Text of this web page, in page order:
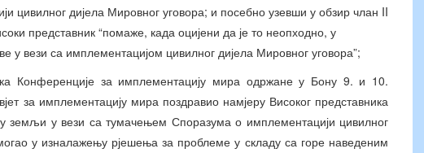
цивилног дијела Мировног уговора; и посебно узевши у обзир члан II
представник “помаже, када оцијени да је то неопходно, у
у вези са имплементацијом цивилног дијела Мировног уговора”;
Конференције за имплементацију мира одржане у Бону 9. и 10.
за имплементацију мира поздравио намјеру Високог представника
у земљи у вези са тумачењем Споразума о имплементацији цивилног
у изналажењу рјешења за проблеме у складу са горе наведеним